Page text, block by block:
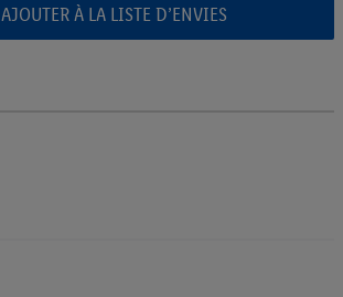
AJOUTER À LA LISTE D’ENVIES